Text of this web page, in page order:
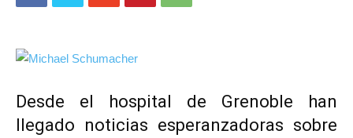
Desde el hospital de Grenoble han
llegado noticias esperanzadoras sobre